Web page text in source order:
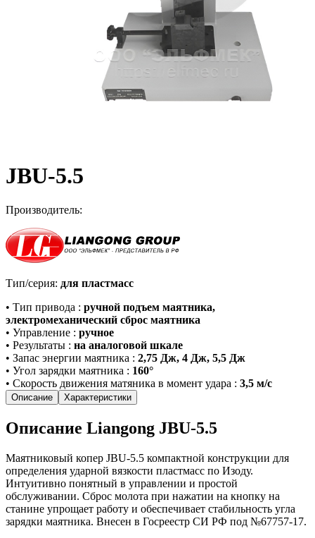
JBU-5.5
Производитель:
Тип/серия: для пластмасс
• Тип привода : ручной подъем маятника,
электромеханический сброс маятника
• Управление : ручное
• Результаты : на аналоговой шкале
• Запас энергии маятника : 2,75 Дж, 4 Дж, 5,5 Дж
• Угол зарядки маятника : 160°
• Скорость движения матяника в момент удара : 3,5 м/с
Описание Характеристики
Описание Liangong JBU-5.5
Маятниковый копер JBU-5.5 компактной конструкции для
определения ударной вязкости пластмасс по Изоду.
Интуитивно понятный в управлении и простой
обслуживании. Сброс молота при нажатии на кнопку на
станине упрощает работу и обеспечивает стабильность угла
зарядки маятника. Внесен в Госреестр СИ РФ под №67757-17.